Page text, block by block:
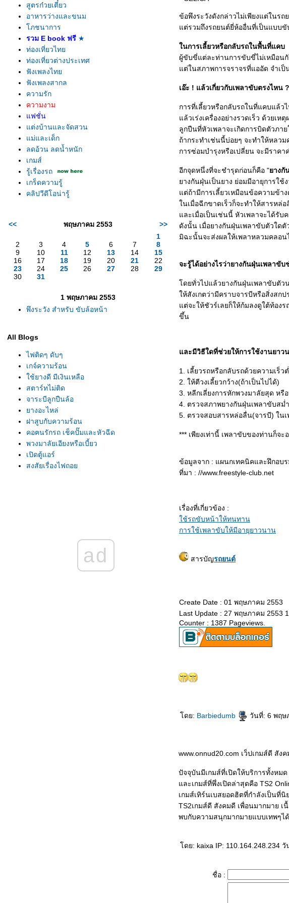
สูตรก๋วยเตี๋ยว
อาหารว่างและขนม
ภชนาการ
รวม E book ฟรี ★
ท่องเที่ยวไท
ท่องเที่ยวต่างประเทศ
ฟังเพลงไท
ฟังเพลงสากล
ความรัก
ความงาม
ฟชั่น
ต่งบ้านและจัดสวน
ม่และเด็ก
ลดอ้วน ลดน้ำหนัก
เกมส์
รู้เรื่องรถ
เกร็ดความรู้
คลิปวีดีโอน่ารู้
<< พฤษภาคม 2553
>>
1
2
3 4 5 6 7
8
9
10 11 12 13 14
15
16
17 18 19 20 21
22
23
24 25 26 27 28
29
30
31
1 พฤษภาคม 2553
พึงระวัง สำหรับ ขับล้อหน้า
All Blogs
ไฟติดๆ ดับๆ
เกจ์ความร้อน
ช้ยางดี มีเงินเหลือ
สตาร์ทไม่ติด
จาระบีลูกปืนล้อ
างอะไหล่
ฝาสูบกับความร้อน
คอฅนรักรถ เช็คปั๊มและหัวฉีด
พวงมาลัยเอียงหรือเบี้ยว
เปิดตู้แอร์
สงสัยเรื่องไฟถอ
ผู้หญิงต้องรู้ทันรถยนต์
สัญญาณอันตรายจากเบรก
ad
ข้อพึงระวังดังกล่าวไม่เพียงแต่ในร
ต่รวมถึงรถยนต์ยี่ห้ออื่นที่เป็นแบบขั
นการเลี้ยวหรือกลับรถในพื้นที่แคบ
ผู้ขับขี่แต่ละท่านการขับขี่ไม่เหมือนกั
ต่ในสภาพการจราจรที่แออัด จำเป็
เอ๊ะ ! แล้วเกี่ยวกับเพลาขับตรงไหน ?
การที่เลี้ยวหรือกลับรถในที่แคบแล้ว
ล้วเร่งเครื่องอย่างรวดเร็ว ด้วยเห
ลูกปืนที่หัวเพลาจะเกิดการบิดตัวภา
ถ้ากระทำเช่นนี้บ่อยๆ จะทำให้หลวม
การซ่อมบำรุงหรือเปลี่ยน จะมีราค
อีกจุดหนึ่งที่จะชำรุดก่อนก็คือ "างกั
างกันฝุ่นเป็นยาง ย่อมมีอายุการใช้
ต่ถ้ามีการเลี้ยวเหมือนข้อความข้า
นเมื่อฉีกขาดเร็วก็จะทำให้สารหล่
ละเมื่อเป็นเช่นนี้ หัวเพลาจะได้รับ
ดังนั้น เมื่อยางกันฝุ่นเพลาขับตัวใด
มิฉะนั้นจะส่งผลให้เพลาหลวมคลอน
จะรู้ได้อย่างไรว่ายางกันฝุ่นเพลาขั
ดยทั่วไปแล้วยางกันฝุ่นเพลาขับตัว
ห้สังเกตว่ามีคราบจารบีหรือสิ่งสก
ต่จะให้ชัวร์เลยก็ให้ก้มลงดูใต้ท้องร
ขึ้น
ละมีวิธีใดที่ช่วยให้การใช้งานยาว
1. เลี้ยวรถหรือกลับรถด้วยความเร็ว
2. ให้ตีวงเลี้ยวกว้าง(ถ้าเป็นไปได้)
3. หลีกเลี่ยงการหักพวงมาลัยสุด ห
4. ตรวจสภาพยางกันฝุ่นเพลาขับสม่
5. ตรวจสอบสารหล่อลื่น(จารบี) ใน
*** เพียงเท่านี้ เพลาขับของท่านก็จ
ข้อมูลจาก : แผนกเทคนิคและฝึกอบ
ที่มา : //www.freestyle-club.net
เรื่องที่เกี่ยวข้อง :
ช้รถขับหน้าให้ทนทาน
การใช้เพลาขับให้มีอายุยาวนาน
สารบัญรถยนต์
Create Date : 01 พฤษภาคม 2553
Last Update : 27 พฤษภาคม 2553
Counter : 1387 Pageviews.
ดย: Barbiedumb วันที่: 6 พฤษ
www.onnud20.com เว็ปเกมส์ดี สั
ปัจจุบันมีเกมส์ที่เปิดให้บริการทั้งหมด
ละเกมส์ที่พึ่งเปิดล่าสุดคือ TS2
เกมส์เทิร์นเบสยอดฮิตที่กำลังเป็นที่
TS2เกมส์ดี สังคมดี เพื่อนมากมาย เ
พบกับความสนุกมากมายแบบเทพๆไ
ดย: kaixa IP: 110.164.248.234 วั
ชื่อ :